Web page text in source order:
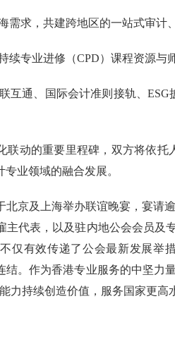
需求，共建跨地区的一站式审计
续专业进修（CPD）课程资源与
互通、国际会计准则接轨、
联动的重要里程碑，双方将依托
业领域的融合发展。
北京及上海举办联谊晚宴，宴请
主代表，以及驻内地公会会员及
仅有效传递了公会最新发展举
结。作为香港专业服务的中坚力
力持续创造价值，服务国家更高